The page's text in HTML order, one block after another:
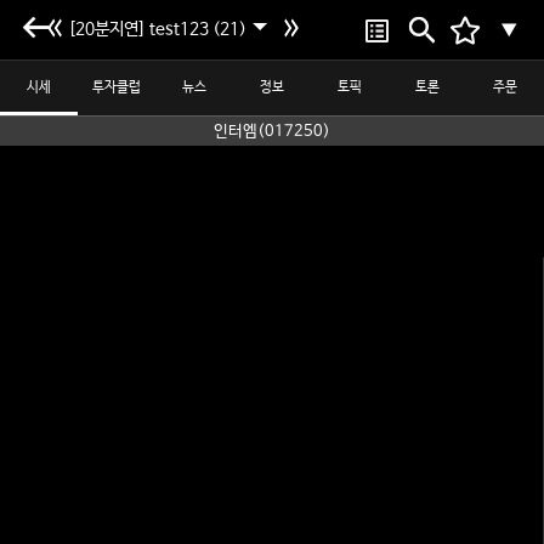
[20분지연] test123 (21) ▼
시세 투자클럽 뉴스 정보 토픽 토론 주문
인터엠(017250)